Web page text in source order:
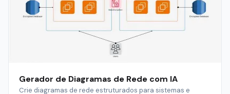
Gerador de Diagramas de Rede com IA
Crie diagramas de rede estruturados para sistemas e